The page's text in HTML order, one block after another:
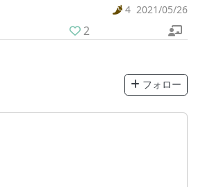
4 2021/05/26
2
フォロー